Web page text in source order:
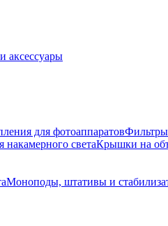
аксессуары
для фотоаппаратовФильтры
накамерного светаКрышки на
Моноподы, штативы и